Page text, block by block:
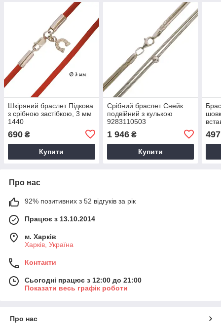
Шкіряний браслет Підкова
з срібною застібкою, 3 мм
1440
690 ₴
Купити
Срібний браслет Снейк
подвійний з кулькою
9283110503
1 946₴
Купити
497
Про нас
92% позитивних з 52 відгуків за рік
Працює з 13.10.2014
м. Харків
Харків, Україна
Контакти
Сьогодні працює з 12:00 до 21:00
Показати весь графік роботи
Про нас